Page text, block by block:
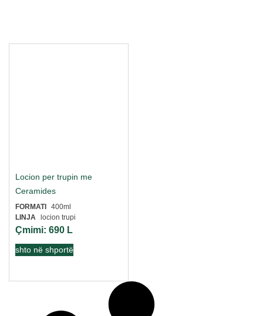
Locion per trupin me
Ceramides
FORMATI 400ml
LINJA locion trupi
Çmimi: 690 L
shto në shportë